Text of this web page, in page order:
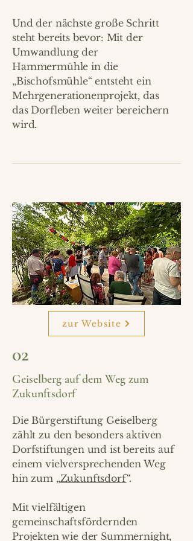
Und der nächste große Schritt
steht bereits bevor: Mit der
Umwandlung der
Hammermühle in die
„Bischofsmühle“ entsteht ein
Mehrgenerationenprojekt, das
das Dorfleben weiter bereichern
wird.
zur Website
02
Geiselberg auf dem Weg zum
Zukunftsdorf
Die Bürgerstiftung Geiselberg
zählt zu den besonders aktiven
Dorfstiftungen und ist bereits auf
einem vielversprechenden Weg
hin zum „Zukunftsdorf“.
Mit vielfältigen
gemeinschaftsfördernden
Projekten wie der Summernight,